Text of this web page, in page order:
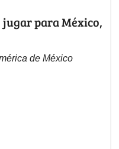
para México,
de México